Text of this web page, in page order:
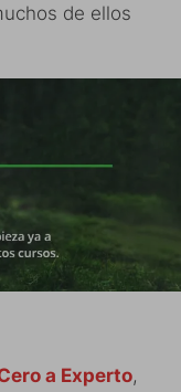
de ellos
a Experto,